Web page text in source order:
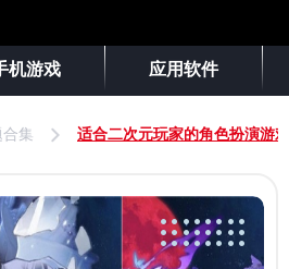
机游戏 应用软件
集 适合二次元玩家的角色扮演游